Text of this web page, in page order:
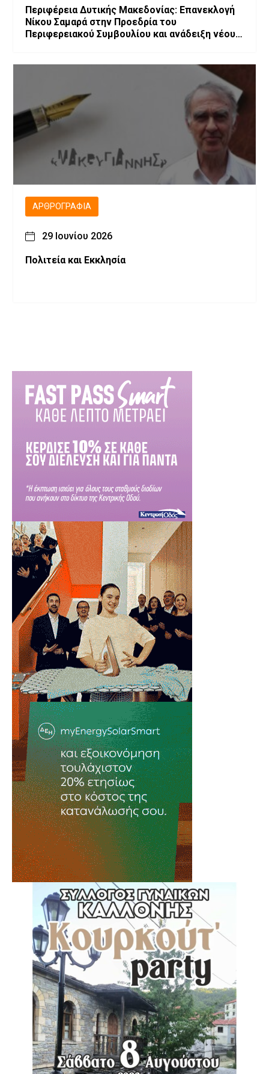
Περιφέρεια Δυτικής Μακεδονίας: Επανεκλογή
Νίκου Σαμαρά στην Προεδρία του
Περιφερειακού Συμβουλίου και ανάδειξη νέου
ΑΡΘΡΟΓΡΑΦΊΑ
29 Ιουνίου 2026
Πολιτεία και Εκκλησία